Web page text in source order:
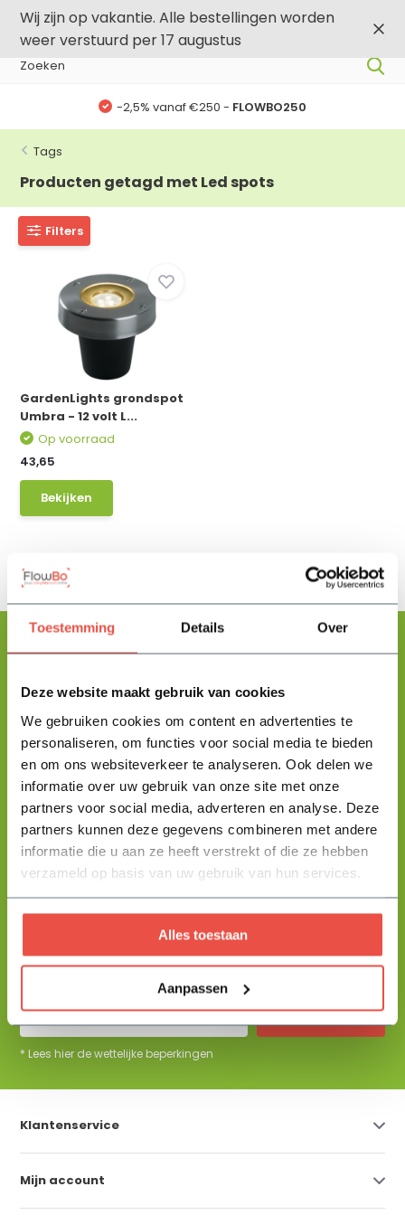
Toestemming Details Over
Deze website maakt gebruik van cookies
We gebruiken cookies om content en advertenties te
personaliseren, om functies voor social media te bieden
en om ons websiteverkeer te analyseren. Ook delen we
informatie over uw gebruik van onze site met onze
partners voor social media, adverteren en analyse. Deze
partners kunnen deze gegevens combineren met andere
informatie die u aan ze heeft verstrekt of die ze hebben
verzameld op basis van uw gebruik van hun services.
Alles toestaan
Aanpassen
Wij zijn op vakantie. Alle bestellingen worden
weer verstuurd per 17 augustus
FLOWBO250
Tags
Producten getagd met Led spots
Filters
GardenLights grondspot
Umbra - 12 volt L...
Op voorraad
43,65
Bekijken
Floris helpt je graag
met zoeken!
Stuur mij een berichtje en ik help je jouw product uit te zoeken
en vertel je alles wat je moet weten.
Help mij kiezen
+31 344 23 44 64
info@flowbo.nl
De beste tuininspiraties per mail
ontvangen?
* Lees hier de wettelijke beperkingen
Klantenservice
Mijn account